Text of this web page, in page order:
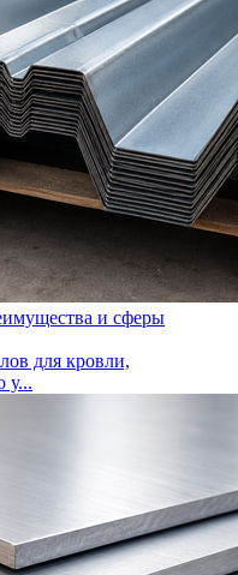
и сферы
для кровли,
у...